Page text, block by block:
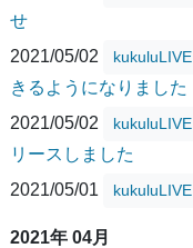
せ
2021/05/02
kukuluLIVE
きるようになりました
2021/05/02
kukuluLIVE
リースしました
2021/05/01
kukuluLIVE
2021年 04月